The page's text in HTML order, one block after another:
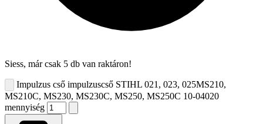
Siess, már csak 5 db van raktáron!
Impulzus cső impulzuscső STIHL 021, 023, 025MS210,
MS210C, MS230, MS230C, MS250, MS250C 10-04020
mennyiség